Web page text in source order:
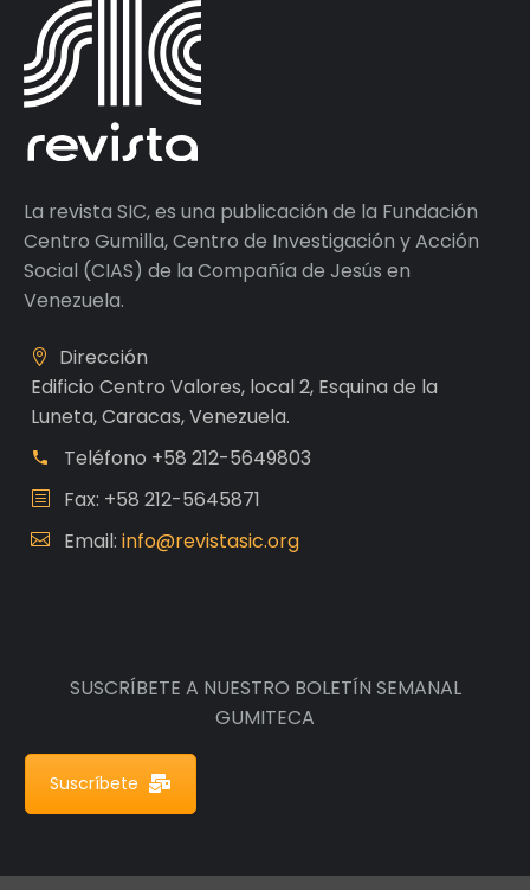
La revista SIC, es una publicación de la Fundación
Centro Gumilla, Centro de Investigación y Acción
Social (CIAS) de la Compañía de Jesús en
Venezuela.
Dirección
Edificio Centro Valores, local 2, Esquina de la
Luneta, Caracas, Venezuela.
Teléfono +58 212-5649803
Fax: +58 212-5645871
Email: info@revistasic.org
SUSCRÍBETE A NUESTRO BOLETÍN SEMANAL
GUMITECA
Suscríbete